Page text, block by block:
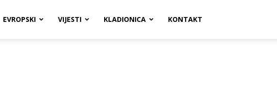
EVROPSKI VIJESTI KLADIONICA KONTAKT